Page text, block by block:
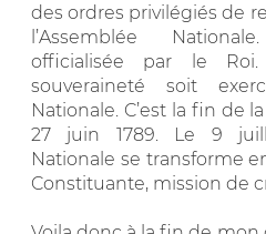
des ordres privilégiés de
l’Assemblée
officialisée par le
souveraineté soit
Nationale. C’est la fin de
27 juin 1789. Le 9
Nationale se transforme
Constituante, mission de